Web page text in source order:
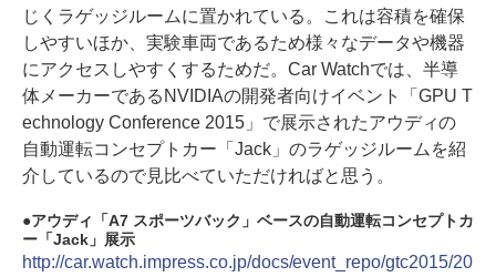
じくラゲッジルームに置かれている。これは容積を確保
しやすいほか、実験車両であるため様々なデータや機器
にアクセスしやすくするためだ。Car Watchでは、半導
体メーカーであるNVIDIAの開発者向けイベント「GPU T
echnology Conference 2015」で展示されたアウディの
自動運転コンセプトカー「Jack」のラゲッジルームを紹
介しているので見比べていただければと思う。
アウディ「A7 スポーツバック」ベースの自動運転コンセプトカ
ー「Jack」展示
http://car.watch.impress.co.jp/docs/event_repo/gtc2015/20